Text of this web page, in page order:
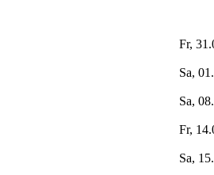
Fr,
Sa,
Sa,
Fr,
Sa,